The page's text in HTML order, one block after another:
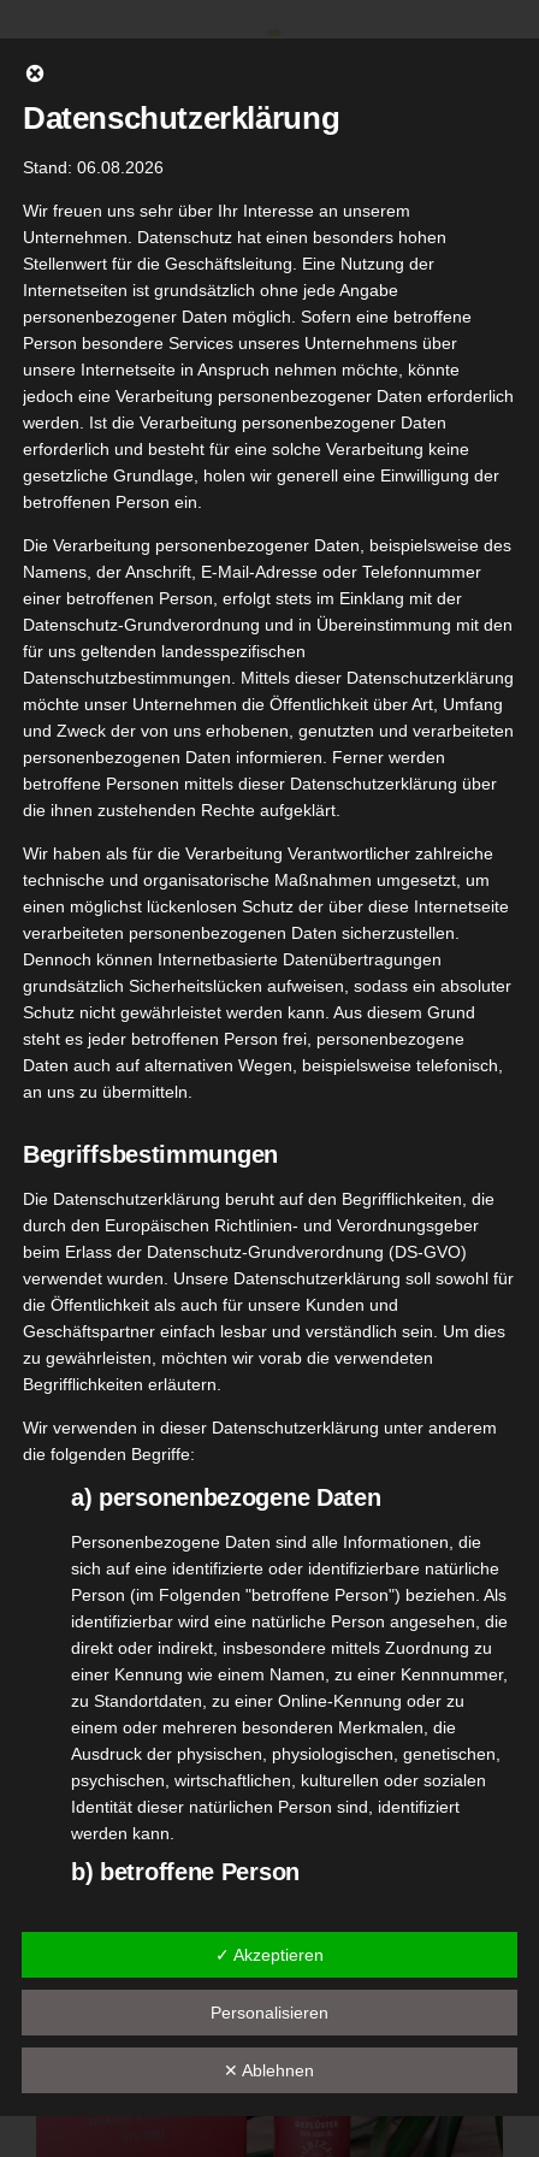
springen
Gehe zu ...
Zeige
grösseres
Bild
[WERBUNG] Hanfgeflüster meets Ibiza CBD Öl
10%
Hanfgeflüster meets Ibiza
Gemeinsam mit@johannes_hallerhat
umgesetzt. Ein 10% Vollspektrum CBD Spray mit
natürliches Orangenextrakt für ein besonderes
Geschmackserlebnis. Ich durfte das Spray für den
Tag nun ein Weilchen testen und möchte Euch
heute darüber berichten.
Ich finde das Spray super bequem für Unterwegs,
schnell griffbereit. Ohne Tropfen zählen, mit 1-3
gilt, wie immer, jeder muss seine Dosierung finden.
Die Wirkungsweise ist einfach bei jedem anders.
Geschmacklich mag ich das Ibiza Inspired CBD
Spray sehr gern. Es vermittelt etwas Urlaubsfeeling
und macht einfach gute Laune. Olivenöl als
Trägeröl finde ich extrem gut gewählt und
unterstreicht die sanfte Note sonnengereifter
Orangen.
Datenschutzerklärung
Stand: 06.08.2026
Wir freuen uns sehr über Ihr Interesse an unserem
Unternehmen. Datenschutz hat einen besonders hohen
Stellenwert für die Geschäftsleitung. Eine Nutzung der
Internetseiten ist grundsätzlich ohne jede Angabe
personenbezogener Daten möglich. Sofern eine betroffene
Person besondere Services unseres Unternehmens über
unsere Internetseite in Anspruch nehmen möchte, könnte
jedoch eine Verarbeitung personenbezogener Daten erforderlich
werden. Ist die Verarbeitung personenbezogener Daten
erforderlich und besteht für eine solche Verarbeitung keine
gesetzliche Grundlage, holen wir generell eine Einwilligung der
betroffenen Person ein.
Die Verarbeitung personenbezogener Daten, beispielsweise des
Namens, der Anschrift, E-Mail-Adresse oder Telefonnummer
einer betroffenen Person, erfolgt stets im Einklang mit der
Datenschutz-Grundverordnung und in Übereinstimmung mit den
für uns geltenden landesspezifischen
Datenschutzbestimmungen. Mittels dieser Datenschutzerklärung
möchte unser Unternehmen die Öffentlichkeit über Art, Umfang
und Zweck der von uns erhobenen, genutzten und verarbeiteten
personenbezogenen Daten informieren. Ferner werden
betroffene Personen mittels dieser Datenschutzerklärung über
die ihnen zustehenden Rechte aufgeklärt.
Wir haben als für die Verarbeitung Verantwortlicher zahlreiche
technische und organisatorische Maßnahmen umgesetzt, um
einen möglichst lückenlosen Schutz der über diese Internetseite
verarbeiteten personenbezogenen Daten sicherzustellen.
Dennoch können Internetbasierte Datenübertragungen
grundsätzlich Sicherheitslücken aufweisen, sodass ein absoluter
Schutz nicht gewährleistet werden kann. Aus diesem Grund
steht es jeder betroffenen Person frei, personenbezogene
Daten auch auf alternativen Wegen, beispielsweise telefonisch,
an uns zu übermitteln.
Begriffsbestimmungen
Die Datenschutzerklärung beruht auf den Begrifflichkeiten, die
durch den Europäischen Richtlinien- und Verordnungsgeber
beim Erlass der Datenschutz-Grundverordnung (DS-GVO)
verwendet wurden. Unsere Datenschutzerklärung soll sowohl für
die Öffentlichkeit als auch für unsere Kunden und
Geschäftspartner einfach lesbar und verständlich sein. Um dies
zu gewährleisten, möchten wir vorab die verwendeten
Begrifflichkeiten erläutern.
Wir verwenden in dieser Datenschutzerklärung unter anderem
die folgenden Begriffe:
a) personenbezogene Daten
Personenbezogene Daten sind alle Informationen, die
sich auf eine identifizierte oder identifizierbare natürliche
Person (im Folgenden "betroffene Person") beziehen. Als
identifizierbar wird eine natürliche Person angesehen, die
direkt oder indirekt, insbesondere mittels Zuordnung zu
einer Kennung wie einem Namen, zu einer Kennnummer,
zu Standortdaten, zu einer Online-Kennung oder zu
einem oder mehreren besonderen Merkmalen, die
Ausdruck der physischen, physiologischen, genetischen,
psychischen, wirtschaftlichen, kulturellen oder sozialen
Identität dieser natürlichen Person sind, identifiziert
werden kann.
b) betroffene Person
personenbezogene Daten von dem für die Verarbeitung
Verantwortlichen verarbeitet werden.
c) Verarbeitung
Verarbeitung ist jeder mit oder ohne Hilfe automatisierter
✓ Akzeptieren
Personalisieren
✕ Ablehnen